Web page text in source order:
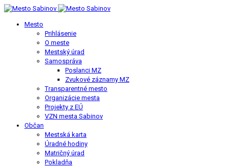
Mesto
Prihlásenie
O meste
Mestský úrad
Samospráva
Poslanci MZ
Zvukové záznamy MZ
Transparentné mesto
Organizácie mesta
Projekty z EÚ
VZN mesta Sabinov
Občan
Mestská karta
Úradné hodiny
Matričný úrad
Pokladňa